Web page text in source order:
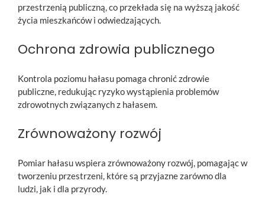
przestrzenią publiczną, co przekłada się na wyższą jakość
życia mieszkańców i odwiedzających.
Ochrona zdrowia publicznego
Kontrola poziomu hałasu pomaga chronić zdrowie
publiczne, redukując ryzyko wystąpienia problemów
zdrowotnych związanych z hałasem.
Zrównoważony rozwój
Pomiar hałasu wspiera zrównoważony rozwój, pomagając w
tworzeniu przestrzeni, które są przyjazne zarówno dla
ludzi, jak i dla przyrody.